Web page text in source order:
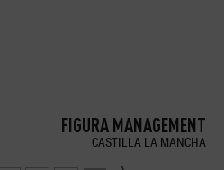
FIGURA MANAGEMENT
CASTILLA LA MANCHA